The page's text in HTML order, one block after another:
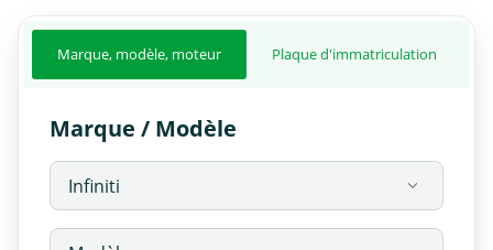
Marque, modèle, moteur Plaque d'immatriculation
Marque / Modèle